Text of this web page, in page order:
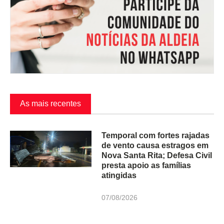
As mais recentes
Temporal com fortes rajadas
de vento causa estragos em
Nova Santa Rita; Defesa Civil
presta apoio as famílias
atingidas
07/08/2026